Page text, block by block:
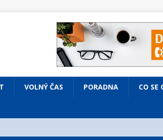
VOLNÝ ČAS PORADNA CO SE